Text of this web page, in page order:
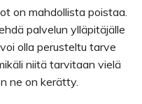
on mahdollista poistaa.
palvelun ylläpitäjälle
olla perusteltu tarve
niitä tarvitaan vielä
ne on kerätty.